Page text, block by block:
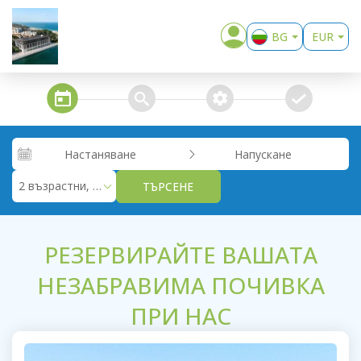
BG
EUR
RON
KZT
steps_calendar search extra_services confirm
Настаняване Напускане
2 възрастни, 0 деца ТЪРСЕНЕ
РЕЗЕРВИРАЙТЕ ВАШАТА
НЕЗАБРАВИМА ПОЧИВКА
ПРИ НАС